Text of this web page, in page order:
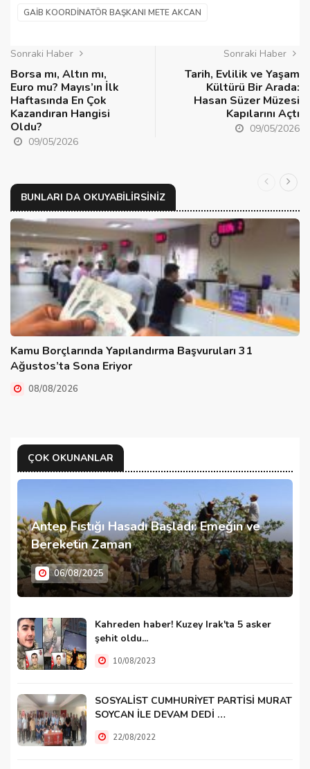
GAİB KOORDINATÖR BAŞKANI METE AKCAN
Sonraki Haber
Borsa mı, Altın mı,
Euro mu? Mayıs’ın İlk
Haftasında En Çok
Kazandıran Hangisi
Oldu?
09/05/2026
Sonraki Haber
Tarih, Evlilik ve Yaşam
Kültürü Bir Arada:
Hasan Süzer Müzesi
Kapılarını Açtı
09/05/2026
BUNLARI DA OKUYABILIRSINIZ
Kamu Borçlarında Yapılandırma Başvuruları 31
Ağustos’ta Sona Eriyor
08/08/2026
ÇOK OKUNANLAR
Antep Fıstığı Hasadı Başladı: Emeğin ve
Bereketin Zaman
06/08/2025
Kahreden haber! Kuzey Irak'ta 5 asker
şehit oldu...
10/08/2023
SOSYALİST CUMHURİYET PARTİSİ MURAT
SOYCAN İLE DEVAM DEDİ …
22/08/2022